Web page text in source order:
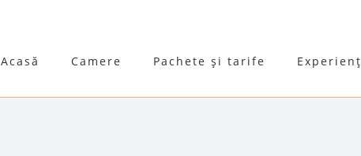
Acasă Camere Pachete și tarife